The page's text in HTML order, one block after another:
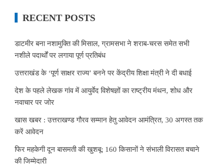
RECENT POSTS
डाटमीर बना नशामुक्ति की मिसाल, ग्रामसभा ने शराब-चरस समेत सभी
नशीले पदार्थों पर लगाया पूर्ण प्रतिबंध
उत्तराखंड के ‘पूर्ण साक्षर राज्य’ बनने पर केंद्रीय शिक्षा मंत्री ने दी बधाई
देश के पहले लेखक गांव में आयुर्वेद विशेषज्ञों का राष्ट्रीय मंथन, शोध और
नवाचार पर जोर
खास खबर : उत्तराखण्ड गौरव सम्मान हेतु आवेदन आमंत्रित, 30 अगस्त तक
करें आवेदन
फिर महकेगी दून बासमती की खुशबू: 160 किसानों ने संभाली विरासत बचाने
की जिम्मेदारी